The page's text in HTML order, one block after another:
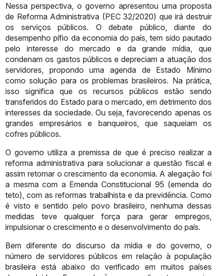
Nessa perspectiva, o governo apresentou uma proposta
de Reforma Administrativa (PEC 32/2020) que irá destruir
os
serviços públicos. O debate público, diante
do
desempenho pífio da economia do país, tem sido pautado
pelo interesse do mercado e da grande mídia, que
condenam os gastos públicos e depreciam a atuação dos
servidores,
propondo uma agenda de
Estado Mínimo
como solução para os problemas brasileiros. Na prática,
isso
significa que os recursos públicos estão sendo
transferidos do Estado para o mercado, em detrimento dos
interesses da sociedade. Ou seja, favorecendo apenas os
grandes empresários e banqueiros, que saqueiam os
cofres públicos.
O governo utiliza a premissa de que é preciso realizar a
reforma administrativa para solucionar a questão fiscal e
assim retomar o crescimento da economia. A alegação foi
a mesma com a Emenda Constitucional 95 (emenda do
teto), com as reformas trabalhista e da previdência. Como
é visto e sentido pelo povo brasileiro, nenhuma dessas
medidas
teve qualquer força para gerar
empregos,
impulsionar o crescimento e o desenvolvimento do país.
Bem diferente do discurso da mídia e do governo,
o
número de servidores públicos em relação à população
brasileira está abaixo do verificado em muitos países